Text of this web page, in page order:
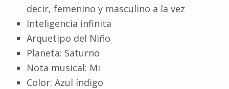
decir, femenino y masculino a la vez
Inteligencia infinita
Arquetipo del Niño
Planeta: Saturno
Nota musical: Mi
Color: Azul índigo